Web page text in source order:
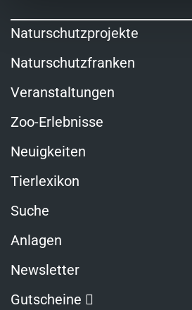
Naturschutzprojekte
Naturschutzfranken
Veranstaltungen
Zoo-Erlebnisse
Neuigkeiten
Tierlexikon
Suche
Anlagen
Newsletter
Gutscheine